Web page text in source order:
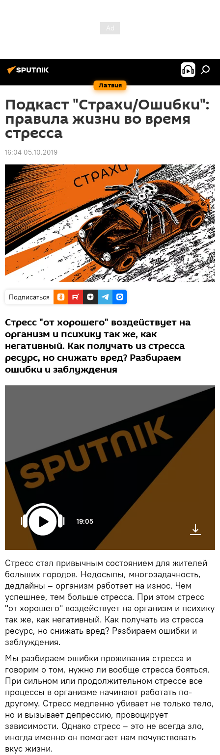
Латвия
Подкаст "Страхи/Ошибки":
правила жизни во время
стресса
16:04 05.10.2019
Подписаться
Стресс "от хорошего" воздействует на
организм и психику так же, как
негативный. Как получать из стресса
ресурс, но снижать вред? Разбираем
ошибки и заблуждения
19:05
Стресс стал привычным состоянием для жителей
больших городов. Недосыпы, многозадачность,
дедлайны – организм работает на износ. Чем
успешнее, тем больше стресса. При этом стресс
"от хорошего" воздействует на организм и психику
так же, как негативный. Как получать из стресса
ресурс, но снижать вред? Разбираем ошибки и
заблуждения.
Мы разбираем ошибки проживания стресса и
говорим о том, нужно ли вообще стресса бояться.
При сильном или продолжительном стрессе все
процессы в организме начинают работать по-
другому. Стресс медленно убивает не только тело,
но и вызывает депрессию, провоцирует
зависимости. Однако стресс – это не всегда зло,
иногда именно он помогает нам почувствовать
вкус жизни.